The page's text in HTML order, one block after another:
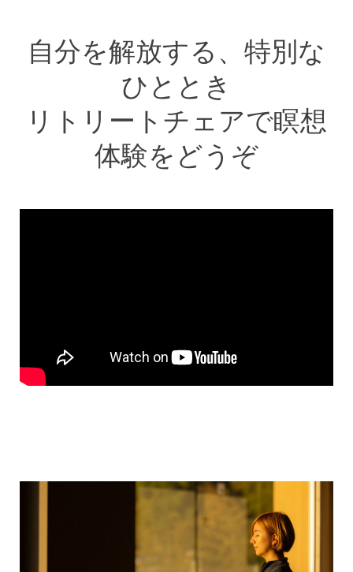
自分を解放する、特別な
ひととき
リトリートチェアで瞑想
体験をどうぞ